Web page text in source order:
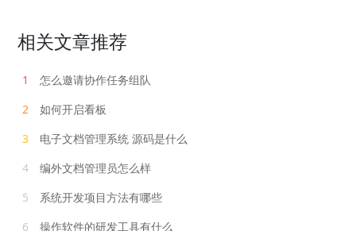
相关文章推荐
1
怎么邀请协作任务组队
2
如何开启看板
3
电子文档管理系统 源码是什么
4
编外文档管理员怎么样
5
系统开发项目方法有哪些
6
操作软件的研发工具有什么